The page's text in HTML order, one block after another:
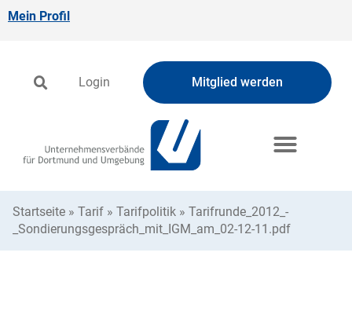
Mein Profil
Login Mitglied werden
Startseite » Tarif » Tarifpolitik » Tarifrunde_2012_-
_Sondierungsgespräch_mit_IGM_am_02-12-11.pdf